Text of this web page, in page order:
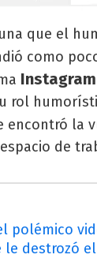
que el
como
Instagram
rol
encontró la
de
polémico
le destrozó